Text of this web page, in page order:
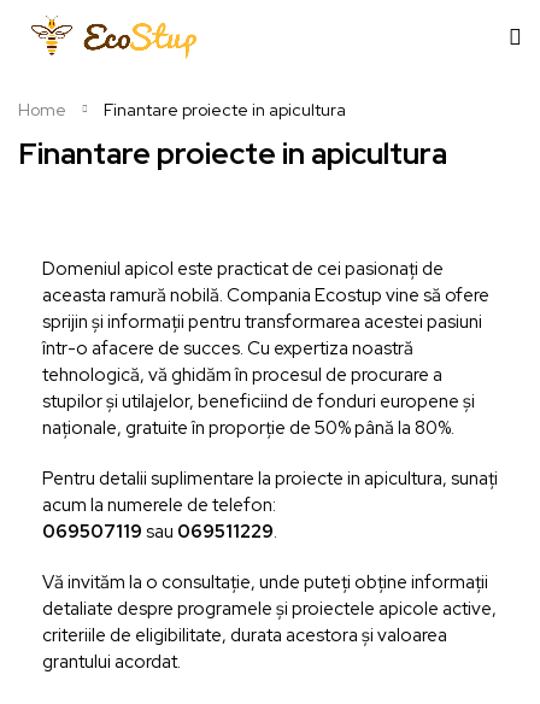
Finantare proiecte in apicultura
Home Finantare proiecte in apicultura
Domeniul apicol este practicat de cei pasionați de
aceasta ramură nobilă. Compania Ecostup vine să ofere
sprijin și informații pentru transformarea acestei pasiuni
într-o afacere de succes. Cu expertiza noastră
tehnologică, vă ghidăm în procesul de procurare a
stupilor și utilajelor, beneficiind de fonduri europene și
naționale, gratuite în proporție de 50% până la 80%.
Pentru detalii suplimentare la proiecte in apicultura, sunați
acum la numerele de telefon:
069507119 sau 069511229.
Vă invităm la o consultație, unde puteți obține informații
detaliate despre programele și proiectele apicole active,
criteriile de eligibilitate, durata acestora și valoarea
grantului acordat.